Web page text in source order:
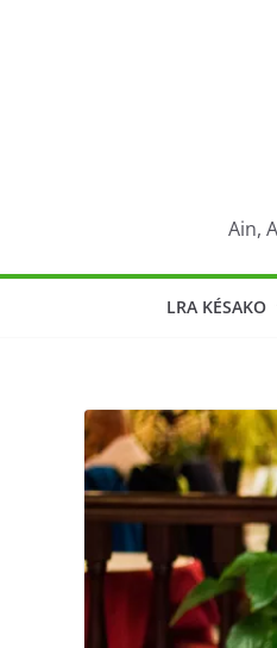
Ain,
LRA KÉSAKO